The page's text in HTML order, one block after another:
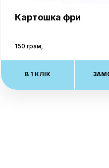
Картошка фри
150 грам,
В 1 КЛІК